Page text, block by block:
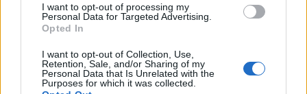
I want to opt-out of processing my
Personal Data for Targeted Advertising.
Opted In
I want to opt-out of Collection, Use,
Retention, Sale, and/or Sharing of my
Personal Data that Is Unrelated with the
Purposes for which it was collected.